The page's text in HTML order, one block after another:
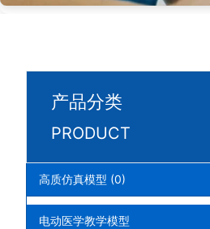
产品分类
PRODUCT
高质仿真模型 (0)
电动医学教学模型